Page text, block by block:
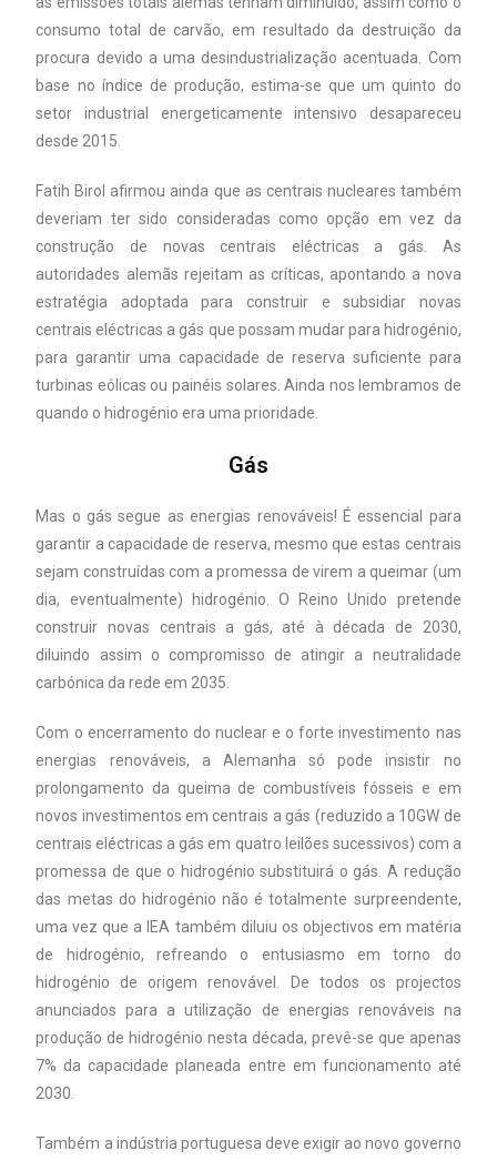
consumo total de carvão, em resultado da destruição da
procura devido a uma desindustrialização acentuada. Com
base no índice de produção, estima-se que um quinto do
setor industrial energeticamente intensivo desapareceu
desde 2015.
Fatih Birol afirmou ainda que as centrais nucleares também
deveriam ter sido consideradas como opção em vez da
construção de novas centrais eléctricas a gás. As
autoridades alemãs rejeitam as críticas, apontando a nova
estratégia adoptada para construir e subsidiar novas
centrais eléctricas a gás que possam mudar para hidrogénio,
para garantir uma capacidade de reserva suficiente para
turbinas eólicas ou painéis solares. Ainda nos lembramos de
quando o hidrogénio era uma prioridade.
Gás
Mas o gás segue as energias renováveis! É essencial para
garantir a capacidade de reserva, mesmo que estas centrais
sejam construídas com a promessa de virem a queimar (um
dia, eventualmente) hidrogénio. O Reino Unido pretende
construir novas centrais a gás, até à década de 2030,
diluindo assim o compromisso de atingir a neutralidade
carbónica da rede em 2035.
Com o encerramento do nuclear e o forte investimento nas
energias renováveis, a Alemanha só pode insistir no
prolongamento da queima de combustíveis fósseis e em
novos investimentos em centrais a gás (reduzido a 10GW de
centrais eléctricas a gás em quatro leilões sucessivos) com a
promessa de que o hidrogénio substituirá o gás. A redução
das metas do hidrogénio não é totalmente surpreendente,
uma vez que a IEA também diluiu os objectivos em matéria
de hidrogénio, refreando o entusiasmo em torno do
hidrogénio de origem renovável. De todos os projectos
anunciados para a utilização de energias renováveis na
produção de hidrogénio nesta década, prevê-se que apenas
7% da capacidade planeada entre em funcionamento até
2030.
Também a indústria portuguesa deve exigir ao novo governo